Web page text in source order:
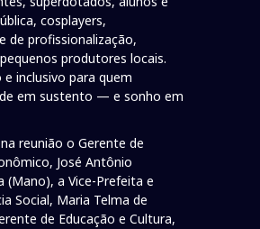
cosplayers,
de profissionalização,
produtores locais.
inclusivo para quem
em sustento — e sonho em
reunião o Gerente de
José Antônio
(Mano), a Vice-Prefeita e
Social, Maria Telma de
de Educação e Cultura,